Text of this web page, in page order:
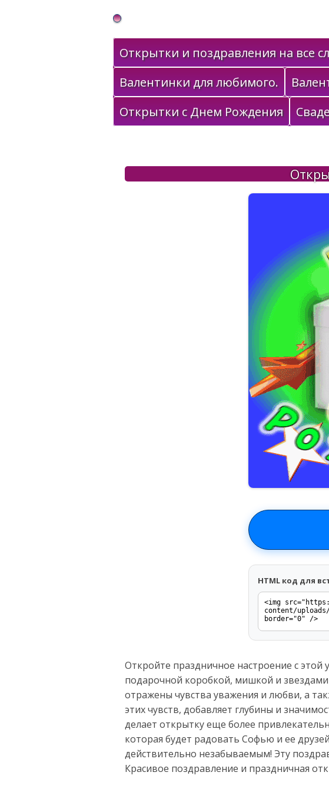
Gif Открытки в подарок
Открытки и поздравления на все
Валентинки для любимого.
Открытки с Днем Рождения
HTML код для
Откройте праздничное настроение с
подарочной коробкой, мишкой и
отражены чувства уважения и любви, а
этих чувств, добавляет глубины и
делает открытку еще более
которая будет радовать Софью и ее
действительно незабываемым! Эту
Красивое поздравление и праздничная